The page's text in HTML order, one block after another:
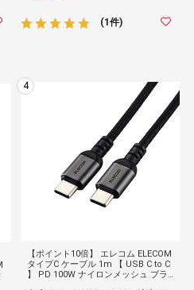
(1件)
4
【ポイント10倍】 エレコム ELECOM
タイプC ケーブル 1m 【 USB C to C
】 PD 100W ナイロンメッシュ ブラ